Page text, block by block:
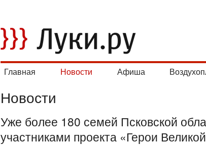
Главная Новости Афиша
Новости
Уже более 180 семей Псковской
участниками проекта «Герои